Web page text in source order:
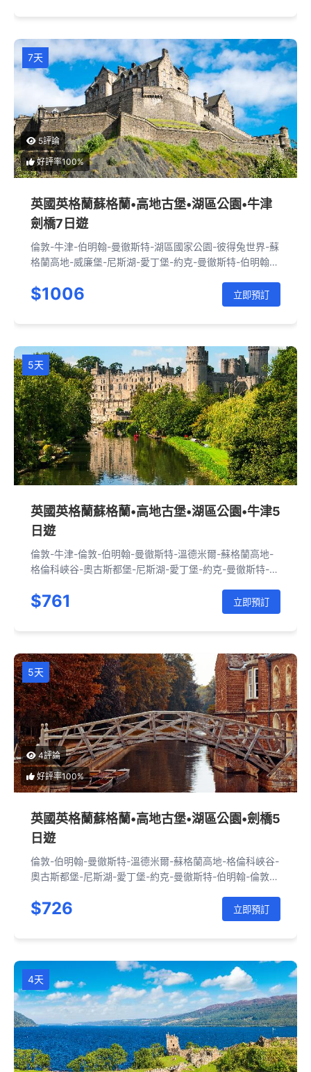
7天
5評論
好評率100%
英國英格蘭蘇格蘭•高地古堡•湖區公園•牛津
劍橋7日遊
倫敦-牛津-伯明翰-曼徹斯特-湖區國家公園-彼得兔世界-蘇
格蘭高地-威廉堡-尼斯湖-愛丁堡-約克-曼徹斯特-伯明翰-
$1006 立即預訂
5天
英國英格蘭蘇格蘭•高地古堡•湖區公園•牛津5
日遊
倫敦-牛津-倫敦-伯明翰-曼徹斯特-溫德米爾-蘇格蘭高地-
格倫科峽谷-奧古斯都堡-尼斯湖-愛丁堡-約克-曼徹斯特-伯
$761 立即預訂
5天
4評論
好評率100%
英國英格蘭蘇格蘭•高地古堡•湖區公園•劍橋5
日遊
倫敦-伯明翰-曼徹斯特-溫德米爾-蘇格蘭高地-格倫科峽谷-
奧古斯都堡-尼斯湖-愛丁堡-約克-曼徹斯特-伯明翰-倫敦-
$726 立即預訂
4天